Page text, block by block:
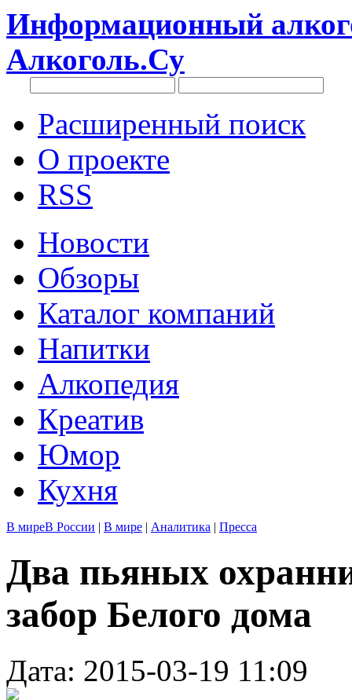
Информационный
Алкоголь.Су
Расширенный поиск
О проекте
RSS
Новости
Обзоры
Каталог компаний
Напитки
Алкопедия
Креатив
Юмор
Кухня
В миреВ России | В мире | Аналитика | Пресса
Два пьяных
забор Белого дома
Дата: 2015-03-19 11:09